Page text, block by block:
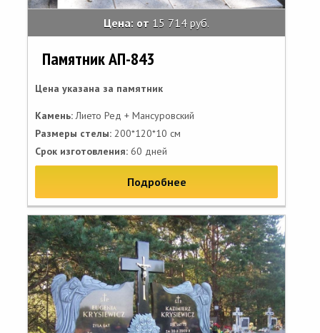
Цена: от 15 714 руб.
Памятник АП-843
Цена указана за памятник
Камень:Лието Ред + Мансуровский
Размеры стелы: 200*120*10 см
Срок изготовления: 60 дней
Подробнее